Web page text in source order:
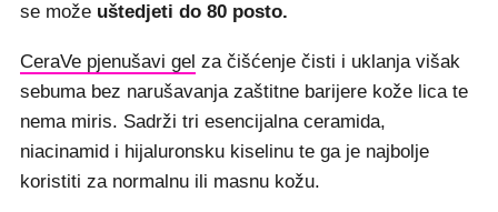
se može uštedjeti do 80 posto.
CeraVe pjenušavi gel za čišćenje čisti i uklanja višak
sebuma bez narušavanja zaštitne barijere kože lica te
nema miris. Sadrži tri esencijalna ceramida,
niacinamid i hijaluronsku kiselinu te ga je najbolje
koristiti za normalnu ili masnu kožu.